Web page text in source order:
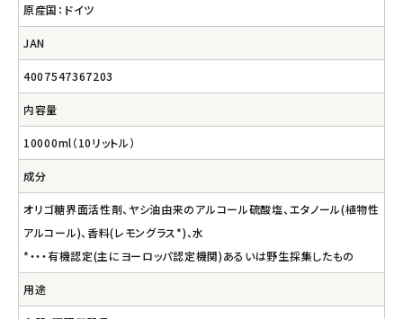
原産国：ドイツ
JAN
4007547367203
内容量
10000ml（10リットル）
成分
オリゴ糖界面活性剤、ヤシ油由来のアルコール硫酸塩、エタノール(植物性
アルコール)、香料(レモングラス*)、水
*・・・有機認定(主にヨーロッパ認定機関)あるいは野生採集したもの
用途